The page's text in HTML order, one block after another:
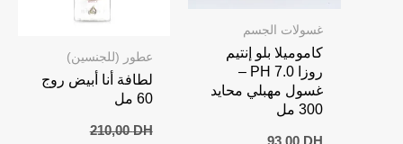
غسولات الجسم
كاموميلا بلو إنتيم
روزا PH 7.0 –
غسول مهبلي محايد
300 مل
93,00 DH
عطور (للجنسين)
لطافة أنا أبيض روج
60 مل
210,00DH